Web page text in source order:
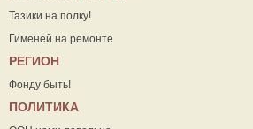
Тазики на полку!
Гименей на ремонте
РЕГИОН
Фонду быть!
ПОЛИТИКА